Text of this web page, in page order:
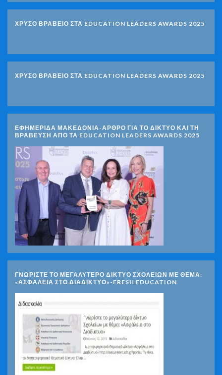
ΧΡΥΣΟ ΒΡΑΒΕΙΟ ΣΤΑ EDUCATION LEADERS AWARDS 2025
ΧΡΥΣΟ ΒΡΑΒΕΙΟ ΣΤΑ EDUCATION LEADERS AWARDS 2025
ΕΦΗΜΕΡΙΔΑ ΜΑΚΕΔΟΝΙΑ-ΑΡΘΡΟ ΓΙΑ ΤΟ ΔΙΚΤΥΟ ΚΑΙ ΤΗ
ΒΡΑΒΕΥΣΗ ΑΠΟ ΤΑ EDUCATION LEADERS AWARDS 2025
ΓΝΩΡΊΣΤΕ ΤΟ ΜΕΓΑΛΎΤΕΡΟ ΔΊΚΤΥΟ ΣΧΟΛΕΊΩΝ ΜΕ ΘΈΜΑ:
«ΑΣΦΆΛΕΙΑ ΣΤΟ ΔΙΑΔΊΚΤΥΟ»-FRESH EDUCATION